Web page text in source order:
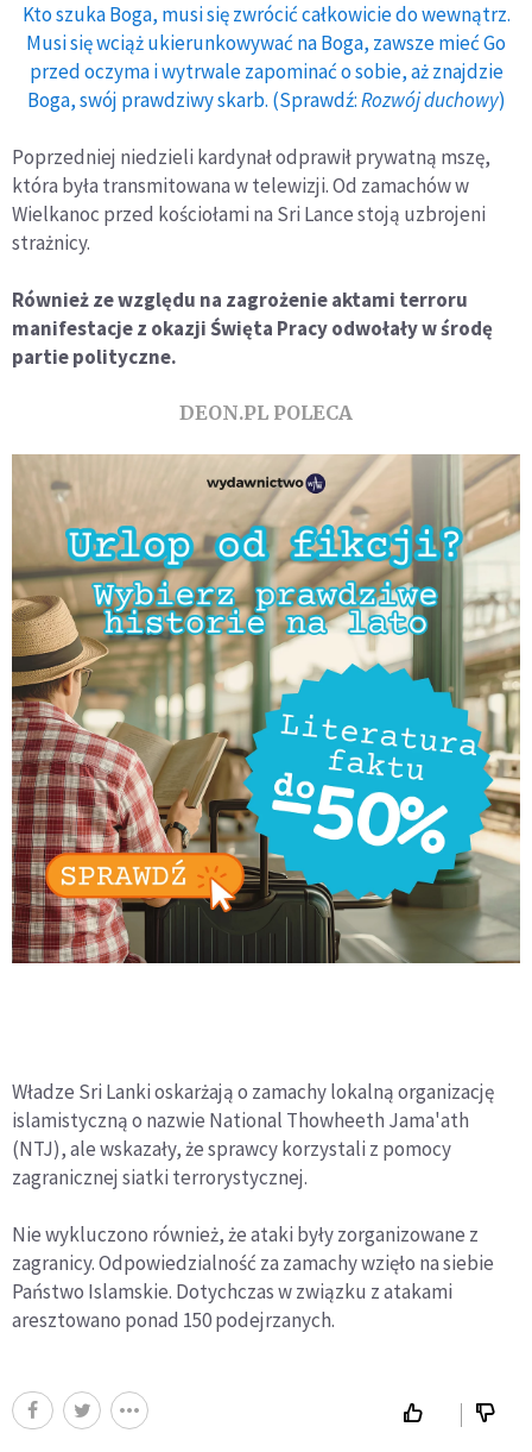
Kto szuka Boga, musi się zwrócić całkowicie do wewnątrz.
Musi się wciąż ukierunkowywać na Boga, zawsze mieć Go
przed oczyma i wytrwale zapominać o sobie, aż znajdzie
Boga, swój prawdziwy skarb. (Sprawdź:Rozwój duchowy)
Poprzedniej niedzieli kardynał odprawił prywatną mszę,
która była transmitowana w telewizji. Od zamachów w
Wielkanoc przed kościołami na Sri Lance stoją uzbrojeni
strażnicy.
Również ze względu na zagrożenie aktami terroru
manifestacje z okazji Święta Pracy odwołały w środę
partie polityczne.
DEON.PL POLECA
Władze Sri Lanki oskarżają o zamachy lokalną organizację
islamistyczną o nazwie National Thowheeth Jama'ath
(NTJ), ale wskazały, że sprawcy korzystali z pomocy
zagranicznej siatki terrorystycznej.
Nie wykluczono również, że ataki były zorganizowane z
zagranicy. Odpowiedzialność za zamachy wzięło na siebie
Państwo Islamskie. Dotychczas w związku z atakami
aresztowano ponad 150 podejrzanych.